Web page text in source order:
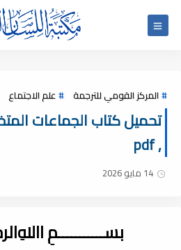
المركز القومي للترجمة علم الاجتماع
تحميل كتاب الجماعات
, pdf
14 مايو 2026
بســـــــــــمِ